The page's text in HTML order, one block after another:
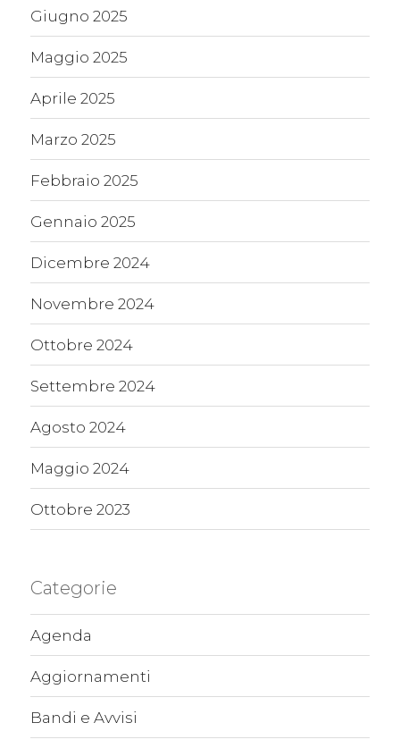
Giugno 2025
Maggio 2025
Aprile 2025
Marzo 2025
Febbraio 2025
Gennaio 2025
Dicembre 2024
Novembre 2024
Ottobre 2024
Settembre 2024
Agosto 2024
Maggio 2024
Ottobre 2023
Categorie
Agenda
Aggiornamenti
Bandi e Avvisi